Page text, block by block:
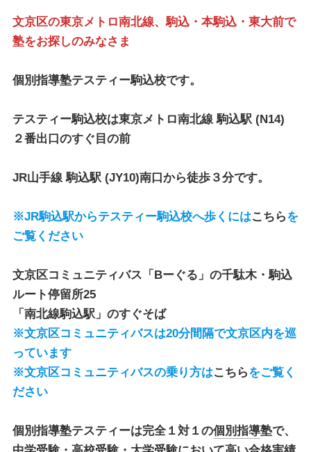
文京区の東京メトロ南北線、駒込・本駒込・東大前で
塾をお探しのみなさま
個別指導塾テスティー駒込校です。
テスティー駒込校は東京メトロ南北線 駒込駅 (N14)
２番出口のすぐ目の前
JR山手線 駒込駅 (JY10)南口から徒歩３分です。
※JR駒込駅からテスティー駒込校へ歩くにはこちらを
ご覧ください
文京区コミュニティバス「Bーぐる」 の千駄木・駒込
ルート停留所25
「南北線駒込駅」のすぐそば
※文京区コミュニティバスは20分間隔で文京区内を巡
っています
※文京区コミュニティバスの乗り方はこちらをご覧く
ださい
個別指導塾テスティーは完全１対１の個別指導塾で、